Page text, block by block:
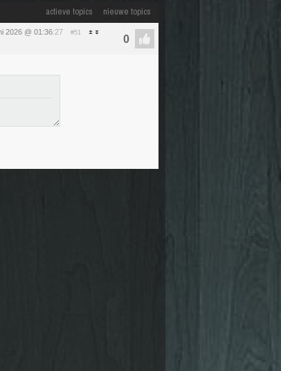
actieve topics nieuwe topics
2026 @ 01:36:27 #51